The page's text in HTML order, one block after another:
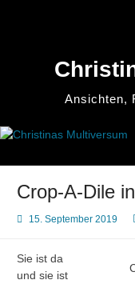
Ansichten,
Crop-A-Dile
15. September 2019
Sie ist da
und sie ist